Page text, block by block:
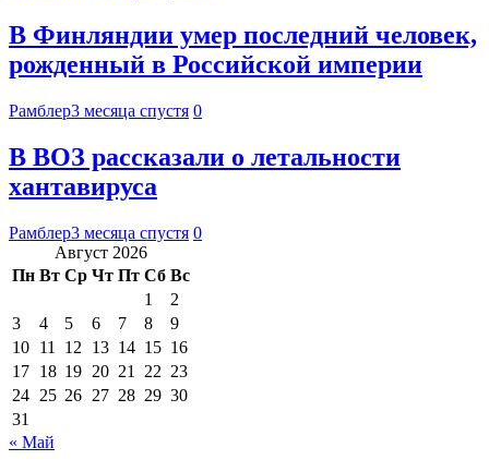
В Финляндии умер последний человек,
рожденный в Российской империи
Рамблер3 месяца спустя 0
В ВОЗ рассказали о летальности
хантавируса
Рамблер3 месяца спустя 0
Август 2026
Пн Вт Ср Чт Пт Сб Вс
1
2
3
4 5 6 7 8
9
10 11 12 13 14 15 16
17 18 19 20 21 22 23
24 25 26 27 28 29 30
31
« Май